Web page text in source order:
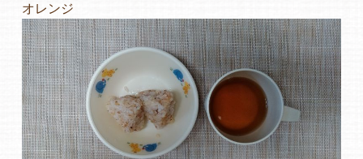
よくあるご質問
ヒーローズ保育園
オレンジ